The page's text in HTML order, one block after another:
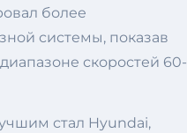
более
системы, показав
скоростей 60-
стал Hyundai,